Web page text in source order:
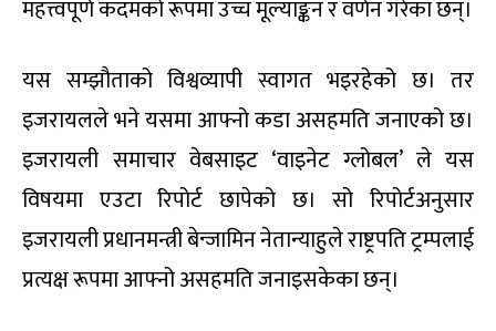
महत्त्वपूर्ण कदमको रूपमा उच्च मूल्याङ्कन र वर्णन गरेका छन्।
यस सम्झौताको विश्वव्यापी स्वागत भइरहेको छ। तर
इजरायलले भने यसमा आफ्नो कडा असहमति जनाएको छ।
इजरायली समाचार वेबसाइट ‘वाइनेट ग्लोबल’ ले यस
विषयमा एउटा रिपोर्ट छापेको छ। सो रिपोर्टअनुसार
इजरायली प्रधानमन्त्री बेन्जामिन नेतान्याहुले राष्ट्रपति ट्रम्पलाई
प्रत्यक्ष रूपमा आफ्नो असहमति जनाइसकेका छन्।